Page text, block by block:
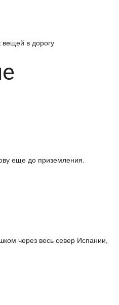
вещей в дорогу
еще до приземления.
через весь север Испании,